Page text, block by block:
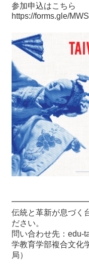
参加申込はこちら
https://forms.gle/
伝統と革新が息づく
ださい。
問い合わせ先： edu-
学教育学部複合文
局）